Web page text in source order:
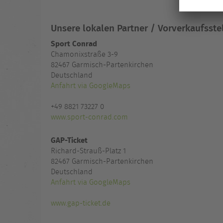
Unsere lokalen Partner /
Sport Conrad
Chamonixstraße 3-9
82467 Garmisch-Partenkirchen
Deutschland
Anfahrt via GoogleMaps
+49 8821 73227 0
www.sport-conrad.com
GAP-Ticket
Richard-Strauß-Platz 1
82467 Garmisch-Partenkirchen
Deutschland
Anfahrt via GoogleMaps
www.gap-ticket.de